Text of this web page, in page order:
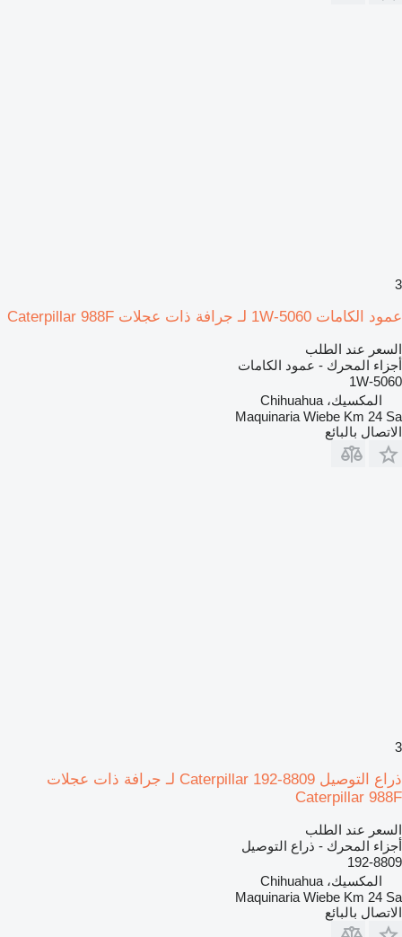
3
عمود الكامات 1W-5060 لـ جرافة ذات عجلات Caterpillar 988F
السعر عند الطلب
أجزاء المحرك - عمود الكامات
1W-5060
المكسيك، Chihuahua
Maquinaria Wiebe Km 24 Sa
الاتصال بالبائع
3
ذراع التوصيل Caterpillar 192-8809 لـ جرافة ذات عجلات
Caterpillar 988F
السعر عند الطلب
أجزاء المحرك - ذراع التوصيل
192-8809
المكسيك، Chihuahua
Maquinaria Wiebe Km 24 Sa
الاتصال بالبائع